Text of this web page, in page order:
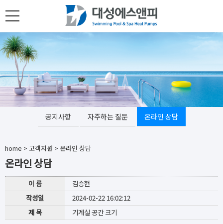
toggle
navigation
공지사항 자주하는 질문 온라인 상담
home > 고객지원 > 온라인 상담
온라인 상담
이 름
김승현
작성일
2024-02-22 16:02:12
제 목
기계실 공간 크기